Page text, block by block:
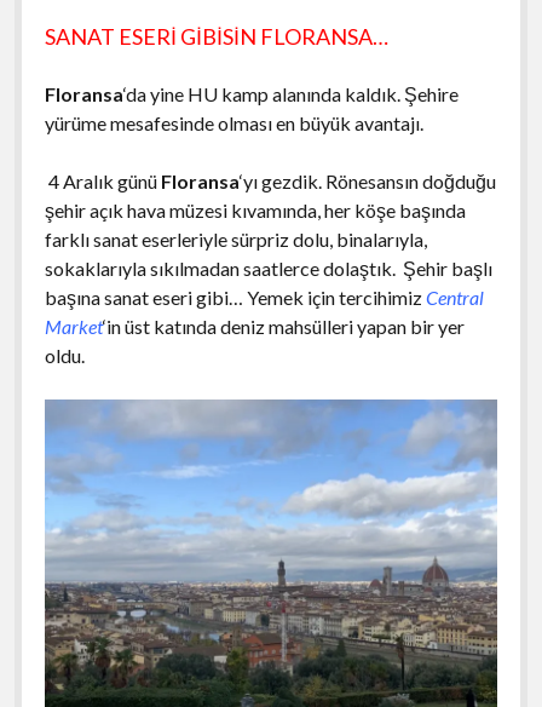
SANAT ESERİ GİBİSİN FLORANSA…
Floransa‘da yine HU kamp alanında kaldık. Şehire
yürüme mesafesinde olması en büyük avantajı.
4 Aralık günü Floransa‘yı gezdik. Rönesansın doğduğu
şehir açık hava müzesi kıvamında, her köşe başında
farklı sanat eserleriyle sürpriz dolu, binalarıyla,
sokaklarıyla sıkılmadan saatlerce dolaştık. Şehir başlı
başına sanat eseri gibi… Yemek için tercihimizCentral
Market‘in üst katında deniz mahsülleri yapan bir yer
oldu.